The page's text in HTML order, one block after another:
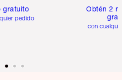
gratuito
pedido
Obtén 2
gratis
con